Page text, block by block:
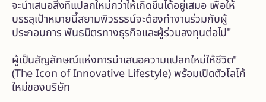
จะนำเสนอสิ่งที่แปลกใหม่กว่าให้เกิดขึ้นได้อยู่เสมอ เพื่อให้
บรรลุเป้าหมายนี้สยามพิวรรธน์จะต้องทำงานร่วมกับผู้
ประกอบการ พันธมิตรทางธุรกิจและผู้ร่วมลงทุนต่อไป"
ผู้เป็นสัญลักษณ์แห่งการนำเสนอความแปลกใหม่ให้ชีวิต"
(The Icon of Innovative Lifestyle) พร้อมเปิดตัวโลโก้
ใหม่ของบริษัท